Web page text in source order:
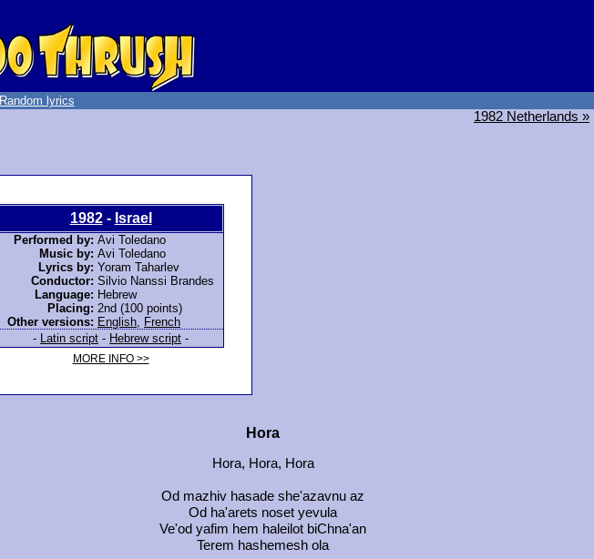
Random lyrics
1982 Netherlands »
1982- Israel
Performed by: Avi Toledano
Music by: Avi Toledano
Lyrics by: Yoram Taharlev
Conductor: Silvio Nanssi Brandes
Language: Hebrew
Placing: 2nd (100 points)
Other versions: English
French
-
Latin script - Hebrew script -
MORE INFO >>
Hora
Hora, Hora, Hora
Od mazhiv hasade she'azavnu az
Od ha'arets noset yevula
Ve'od yafim hem haleilot biChna'an
Terem hashemesh ola